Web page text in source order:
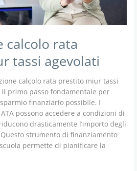
calcolo rata
tassi agevolati
calcolo rata prestito miur tassi
primo passo fondamentale per
finanziario possibile. I
possono accedere a condizioni di
drasticamente l’importo degli
strumento di finanziamento
permette di pianificare la